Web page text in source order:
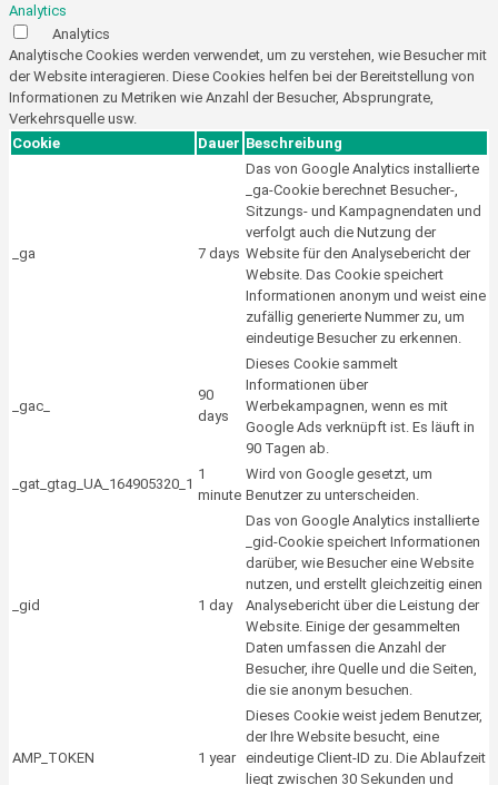
Analytics
Analytics
Analytische Cookies werden verwendet, um zu verstehen, wie Besucher mit
der Website interagieren. Diese Cookies helfen bei der Bereitstellung von
Informationen zu Metriken wie Anzahl der Besucher, Absprungrate,
Verkehrsquelle usw.
Cookie
Dauer Beschreibung
_ga 7 days
Das von Google Analytics installierte
_ga-Cookie berechnet Besucher-,
Sitzungs- und Kampagnendaten und
verfolgt auch die Nutzung der
Website für den Analysebericht der
Website. Das Cookie speichert
Informationen anonym und weist eine
zufällig generierte Nummer zu, um
eindeutige Besucher zu erkennen.
_gac_
90
days
Dieses Cookie sammelt
Informationen über
Werbekampagnen, wenn es mit
Google Ads verknüpft ist. Es läuft in
90 Tagen ab.
_gat_gtag_UA_164905320_1
1
minute
Wird von Google gesetzt, um
Benutzer zu unterscheiden.
_gid 1 day
Das von Google Analytics installierte
_gid-Cookie speichert Informationen
darüber, wie Besucher eine Website
nutzen, und erstellt gleichzeitig einen
Analysebericht über die Leistung der
Website. Einige der gesammelten
Daten umfassen die Anzahl der
Besucher, ihre Quelle und die Seiten,
die sie anonym besuchen.
AMP_TOKEN 1 year
Dieses Cookie weist jedem Benutzer,
der Ihre Website besucht, eine
eindeutige Client-ID zu. Die Ablaufzeit
liegt zwischen 30 Sekunden und